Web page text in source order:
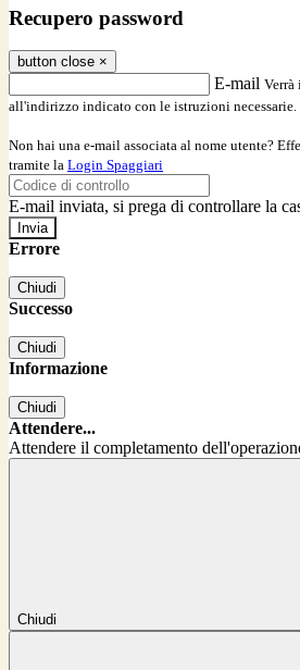
Recupero password
button close ×
E-mail Verrà
all'indirizzo indicato con le istruzioni necessarie.
Non hai una e-mail associata al nome utente?
tramite la Login Spaggiari
E-mail inviata, si prega di controllare la
Errore
Chiudi
Successo
Chiudi
Informazione
Chiudi
Attendere...
Attendere il completamento
Chiudi